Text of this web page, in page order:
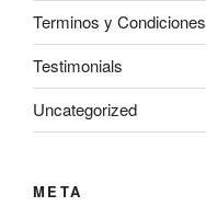
Terminos y Condiciones
Testimonials
Uncategorized
META